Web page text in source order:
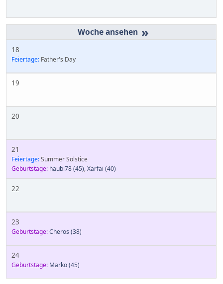
»
18
Feiertage: Father's Day
19
20
21
Feiertage:Summer Solstice
Geburtstage: haubi78(45),Xarfai (40)
22
23
Geburtstage:Cheros (38)
24
Geburtstage: Marko(45)